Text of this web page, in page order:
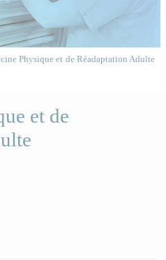
Physique et de Réadaptation Adulte
et de